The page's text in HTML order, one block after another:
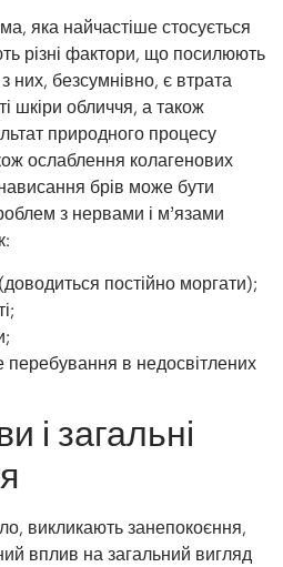
яка найчастіше стосується
різні фактори, що посилюють
безсумнівно, є втрата
шкіри обличчя, а також
природного процесу
ослаблення колагенових
брів може бути
з нервами і м’язами
постійно моргати);
перебування в недосвітлених
і загальні
викликають занепокоєння,
вплив на загальний вигляд